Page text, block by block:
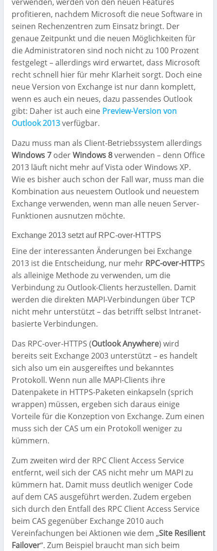
profitieren, nachdem Microsoft die neue Software in
seinen Rechenzentren zum Einsatz bringt. Der
genaue Zeitpunkt und die neuen Möglichkeiten für
die Administratoren sind noch nicht zu 100 Prozent
festgelegt – allerdings wird erwartet, dass Microsoft
recht schnell hier für mehr Klarheit sorgt. Doch eine
neue Version von Exchange ist nur dann komplett,
wenn es auch ein neues, dazu passendes Outlook
gibt: Daher ist auch eine Preview-Version von
Outlook 2013verfügbar.
Dazu muss man als Client-Betriebssystem allerdings
Windows 7 oderWindows 8verwenden – denn Office
2013 läuft nicht mehr auf Vista oder Windows XP.
Wie es bisher auch schon der Fall war, muss man die
Kombination aus neuestem Outlook und neuestem
Exchange verwenden, wenn man alle neuen Server-
Funktionen ausnutzen möchte.
Exchange 2013 setzt auf RPC-over-HTTPS
Eine der interessanten Änderungen bei Exchange
2013 ist die Entscheidung, nur mehr RPC-over-HTTPS
als alleinige Methode zu verwenden, um die
Verbindung zu Outlook-Clients herzustellen. Damit
werden die direkten MAPI-Verbindungen über TCP
nicht mehr unterstützt – das betrifft selbst Intranet-
basierte Verbindungen.
Das RPC-over-HTTPS (Outlook Anywhere) wird
bereits seit Exchange 2003 unterstützt – es handelt
sich also um ein ausgereiftes und bekanntes
Protokoll. Wenn nun alle MAPI-Clients ihre
Datenpakete in HTTPS-Paketen einkapseln (sprich
wrappen) müssen, ergeben sich daraus einige
Vorteile für die Konzeption von Exchange. Zum einen
muss sich der CAS um ein Protokoll weniger zu
kümmern.
Zum zweiten wird der RPC Client Access Service
entfernt, weil sich der CAS nicht mehr um MAPI zu
kümmern hat. Damit muss deutlich weniger Code
auf dem CAS ausgeführt werden. Zudem ergeben
sich durch den Entfall des RPC Client Access Service
beim CAS gegenüber Exchange 2010 auch
Vereinfachungen bei Aktionen wie dem „Site Resilient
Failover“. Zum Beispiel braucht man sich beim